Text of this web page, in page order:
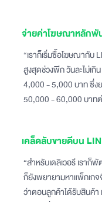
จ่ายค่าโฆษณาหลักพั
“เราก็เริ่มซื้อโฆษณากับ
สูงสุดช่วงพีก วันละไม่เ
4,000 - 5,000 บาท ซึ่ง
50,000 - 60,000 บาท
เคล็ดลับขายดีบน
“สำหรับเดลิเวอรี เราก็
ก็ยังพยายามหาแพ็กเกจ
ว่าตอนลูกค้าได้รับสินค้า